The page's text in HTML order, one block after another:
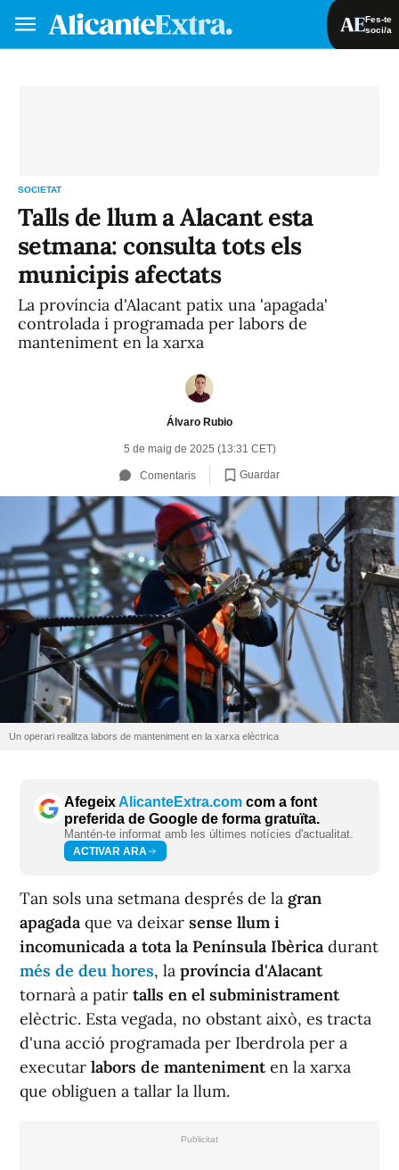
Fes-te
soci/a
SOCIETAT
Talls de llum a Alacant esta
setmana: consulta tots els
municipis afectats
La província d'Alacant patix una 'apagada'
controlada i programada per labors de
manteniment en la xarxa
Álvaro Rubio
5 de maig de 2025 (13:31 CET)
Comentaris Guardar
Un operari realitza labors de manteniment en la xarxa elèctrica
AfegeixAlicanteExtra.com com a font
preferida de Google de forma gratuïta.
Mantén-te informat amb les últimes notícies d'actualitat.
ACTIVAR ARA
Tan sols una setmana després de la gran
apagada que va deixar sense llum i
incomunicada a tota la Península Ibèrica durant
més de deu hores, la província d'Alacant
tornarà a patir talls en el subministrament
elèctric. Esta vegada, no obstant això, es tracta
d'una acció programada per Iberdrola per a
executar labors de mantenimenten la xarxa
que obliguen a tallar la llum.